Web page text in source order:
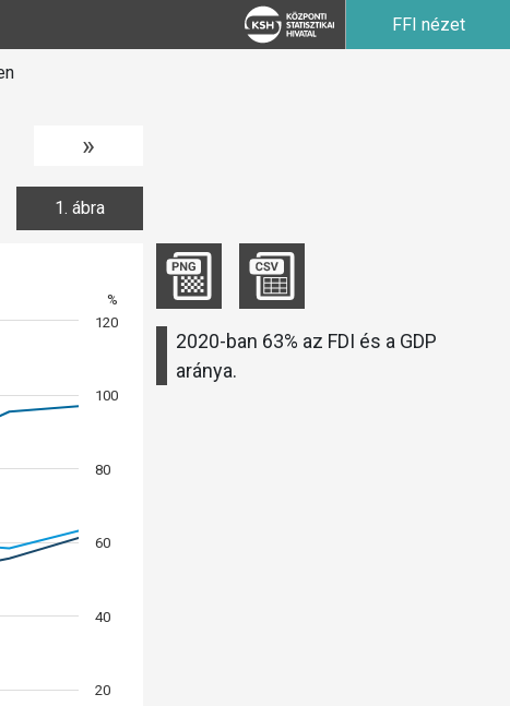
FFI nézet
»
1. ábra
%
20
40
60
80
100
120
2020-ban 63% az FDI és a GDP
aránya.